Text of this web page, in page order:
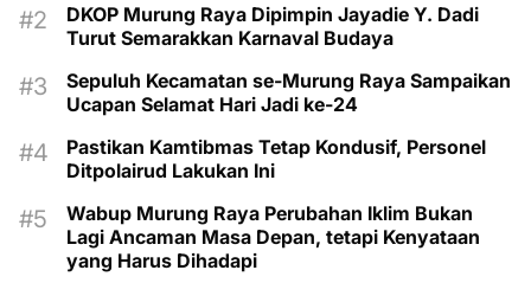
DKOP Murung Raya Dipimpin Jayadie Y. Dadi
Turut Semarakkan Karnaval Budaya
Sepuluh Kecamatan se-Murung Raya Sampaikan
Ucapan Selamat Hari Jadi ke-24
Pastikan Kamtibmas Tetap Kondusif, Personel
Ditpolairud Lakukan Ini
Wabup Murung Raya Perubahan Iklim Bukan
Lagi Ancaman Masa Depan, tetapi Kenyataan
yang Harus Dihadapi